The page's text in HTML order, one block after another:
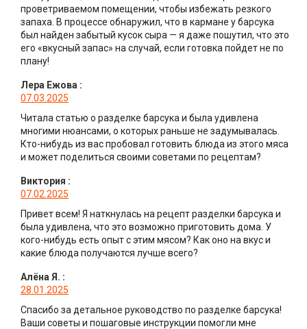
проветриваемом помещении, чтобы избежать резкого
запаха. В процессе обнаружил, что в кармане у барсука
был найден забытый кусок сыра — я даже пошутил, что это
его «вкусный запас» на случай, если готовка пойдет не по
плану!
Лера Ежова :
07.03.2025
Читала статью о разделке барсука и была удивлена
многими нюансами, о которых раньше не задумывалась.
Кто-нибудь из вас пробовал готовить блюда из этого мяса
и может поделиться своими советами по рецептам?
Виктория :
07.02.2025
Привет всем! Я наткнулась на рецепт разделки барсука и
была удивлена, что это возможно приготовить дома. У
кого-нибудь есть опыт с этим мясом? Как оно на вкус и
какие блюда получаются лучше всего?
Алёна Я. :
28.01.2025
Спасибо за детальное руководство по разделке барсука!
Ваши советы и пошаговые инструкции помогли мне